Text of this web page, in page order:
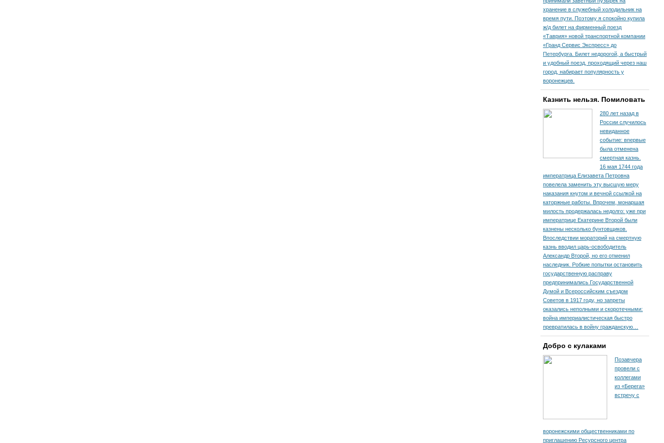
хранение в служебный холодильник на
время пути. По­этому я спокойно купила
ж/д билет на фирменный поезд
«Таврия» новой транспортной компании
«Гранд Сервис Экспресс» до
Петербурга. Билет недорогой, а быстрый
и удобный поезд, проходящий через наш
город, набирает популярность у
воронежцев.
Казнить нельзя. Помиловать
280 лет назад в
России случилось
невиданное
событие: впервые
была отменена
смертная казнь.
16 мая 1744 года
императрица Елизавета Петровна
повелела заменить эту высшую меру
наказания кнутом и вечной ссылкой на
каторжные работы. Впрочем, монаршая
милость продержалась недолго: уже при
императрице Екатерине Второй были
казнены несколько бунтовщиков.
Впоследствии мораторий на смертную
казнь вводил царь-освободитель
Александр Второй, но его отменил
наследник. Робкие попытки остановить
государственную расправу
предпринимались Государственной
Думой и Всероссийским съездом
Советов в 1917 году, но запреты
оказались неполными и скоротечными:
война империалистическая быстро
превратилась в войну гражданскую…
Добро с кулаками
Позавчера
провели с
коллегами
из «Берега»
встречу с
воронежскими общественниками по
приглашению Ресурсного центра